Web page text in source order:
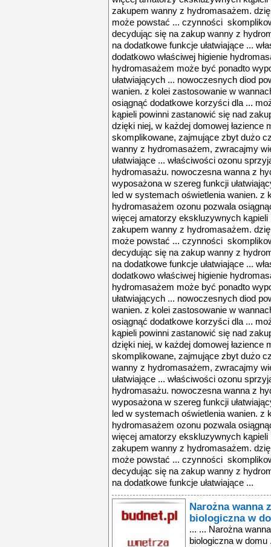
zakupem wanny z hydromasażem.
może powstać ... czynności
decydując się na zakup wanny z
na dodatkowe funkcje ułatwiające ...
dodatkowo właściwej higienie
hydromasażem może być ponadto
ułatwiających ... nowoczesnych diod
wanien. z kolei zastosowanie w
osiągnąć dodatkowe korzyści dla ...
kąpieli powinni zastanowić się nad
dzięki niej, w każdej domowej
skomplikowane, zajmujące zbyt dużo
wanny z hydromasażem, zwracajmy
ułatwiające ... właściwości ozonu
hydromasażu. nowoczesna wanna z
wyposażona w szereg funkcji
led w systemach oświetlenia wanien. z
hydromasażem ozonu pozwala
więcej amatorzy ekskluzywnych kąpieli
zakupem wanny z hydromasażem.
może powstać ... czynności
decydując się na zakup wanny z
na dodatkowe funkcje ułatwiające ...
dodatkowo właściwej higienie
hydromasażem może być ponadto
ułatwiających ... nowoczesnych diod
wanien. z kolei zastosowanie w
osiągnąć dodatkowe korzyści dla ...
kąpieli powinni zastanowić się nad
dzięki niej, w każdej domowej
skomplikowane, zajmujące zbyt dużo
wanny z hydromasażem, zwracajmy
ułatwiające ... właściwości ozonu
hydromasażu. nowoczesna wanna z
wyposażona w szereg funkcji
led w systemach oświetlenia wanien. z
hydromasażem ozonu pozwala
więcej amatorzy ekskluzywnych kąpieli
zakupem wanny z hydromasażem.
może powstać ... czynności
decydując się na zakup wanny z
na dodatkowe funkcje ułatwiające ...
Narożna wanna
biologiczna w
... ... Narożna
biologiczna w